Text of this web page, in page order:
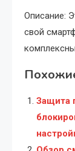
Описание:
свой
Защита